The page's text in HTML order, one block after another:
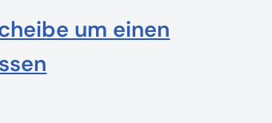
um einen